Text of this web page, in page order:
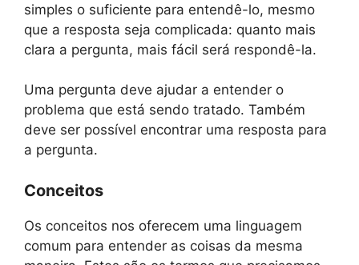
simples o suficiente para entendê-lo, mesmo
que a resposta seja complicada: quanto mais
clara a pergunta, mais fácil será respondê-la.
Uma pergunta deve ajudar a entender o
problema que está sendo tratado. Também
deve ser possível encontrar uma resposta para
a pergunta.
Conceitos
Os conceitos nos oferecem uma linguagem
comum para entender as coisas da mesma